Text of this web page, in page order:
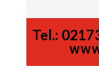
Tel.: